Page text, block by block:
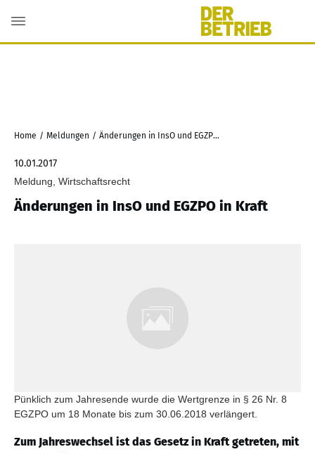
Home / Meldungen / Änderungen in InsO und EGZPO in Kraft
10.01.2017
Meldung, Wirtschaftsrecht
Änderungen in InsO und EGZPO in Kraft
Pünklich zum Jahresende wurde die Wertgrenze in § 26 Nr. 8
EGZPO um 18 Monate bis zum 30.06.2018 verlängert.
Zum Jahreswechsel ist das Gesetz in Kraft getreten, mit